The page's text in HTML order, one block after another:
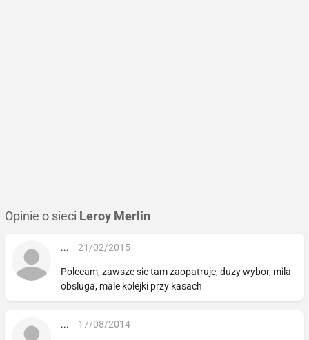
Opinie o sieci Leroy Merlin
... 21/02/2015
Polecam, zawsze sie tam zaopatruje, duzy wybor, mila
obsluga, male kolejki przy kasach
... 17/08/2014